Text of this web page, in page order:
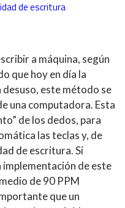
de escritura
a máquina, según
que hoy en día la
desuso, este método se
una computadora. Esta
de los dedos, para
las teclas y, de
de escritura. Si
implementación de este
de 90 PPM
que un